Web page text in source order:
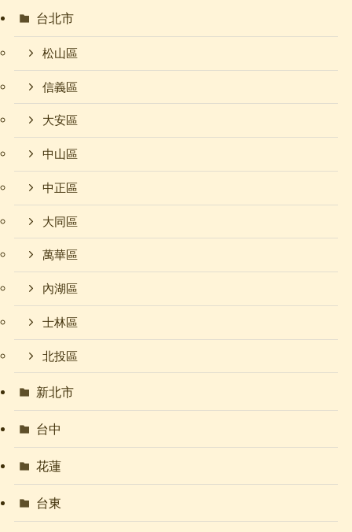
台北市
松山區
信義區
大安區
中山區
中正區
大同區
萬華區
內湖區
士林區
北投區
新北市
台中
花蓮
台東